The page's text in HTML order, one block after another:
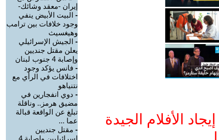
الأفلام الجيدة
إيران -معقد وشائك-
- البيت الأبيض ينفي
وجود خلافات بين ترامب
وهيغسيث
- الجيش الإسرائيلي
يعلن مقتل جنديين
وإصابة 4 جنوب لبنان
- فانس يؤكد وجود
اختلافات في الرأي مع
نتنياهو
- دوي انفجارين في
مضيق هرمز.. وناقلة
تبلغ عن الواقعة قبالة
عما ...
- مقتل جنديين
إسرائيليين وإصابة 4